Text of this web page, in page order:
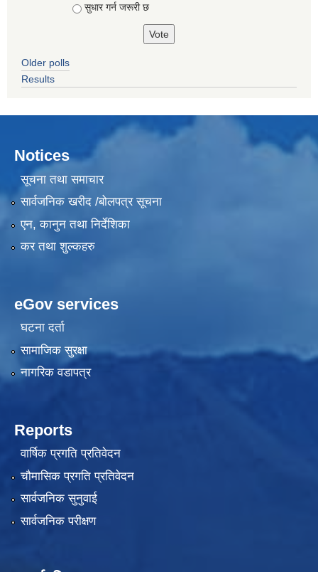
सुधार गर्न जरूरी छ
Older polls
Results
Notices
सूचना तथा समाचार
सार्वजनिक खरीद /बोलपत्र सूचना
एन, कानुन तथा निर्देशिका
कर तथा शुल्कहरु
eGov services
घटना दर्ता
सामाजिक सुरक्षा
नागरिक वडापत्र
Reports
वार्षिक प्रगति प्रतिवेदन
चौमासिक प्रगति प्रतिवेदन
सार्वजनिक सुनुवाई
सार्वजनिक परीक्षण